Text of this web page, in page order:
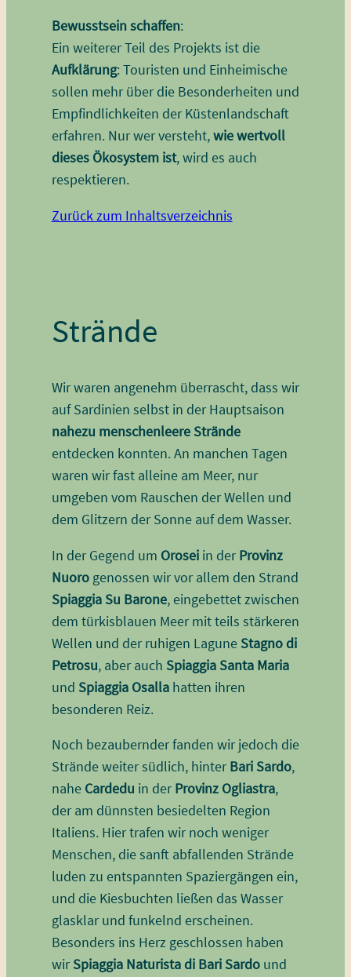
Bewusstsein schaffen:
Ein weiterer Teil des Projekts ist die
Aufklärung: Touristen und Einheimische
sollen mehr über die Besonderheiten und
Empfindlichkeiten der Küstenlandschaft
erfahren. Nur wer versteht,wie wertvoll
dieses Ökosystem ist, wird es auch
respektieren.
Zurück zum Inhaltsverzeichnis
Strände
Wir waren angenehm überrascht, dass wir
auf Sardinien selbst in der Hauptsaison
nahezu menschenleere Strände
entdecken konnten. An manchen Tagen
waren wir fast alleine am Meer, nur
umgeben vom Rauschen der Wellen und
dem Glitzern der Sonne auf dem Wasser.
In der Gegend um Oroseiin derProvinz
Nuorogenossen wir vor allem den Strand
Spiaggia Su Barone, eingebettet zwischen
dem türkisblauen Meer mit teils stärkeren
Wellen und der ruhigen Lagune Stagno di
Petrosu, aber auch Spiaggia Santa Maria
und Spiaggia Osallahatten ihren
besonderen Reiz.
Noch bezaubernder fanden wir jedoch die
Strände weiter südlich, hinterBari Sardo,
nahe Cardedu in derProvinz Ogliastra,
der am dünnsten besiedelten Region
Italiens. Hier trafen wir noch weniger
Menschen, die sanft abfallenden Strände
luden zu entspannten Spaziergängen ein,
und die Kiesbuchten ließen das Wasser
glasklar und funkelnd erscheinen.
Besonders ins Herz geschlossen haben
wirSpiaggia Naturista di Bari Sardound